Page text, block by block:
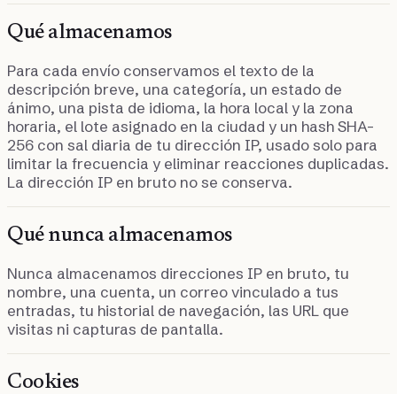
Qué almacenamos
Para cada envío conservamos el texto de la
descripción breve, una categoría, un estado de
ánimo, una pista de idioma, la hora local y la zona
horaria, el lote asignado en la ciudad y un hash SHA-
256 con sal diaria de tu dirección IP, usado solo para
limitar la frecuencia y eliminar reacciones duplicadas.
La dirección IP en bruto no se conserva.
Qué nunca almacenamos
Nunca almacenamos direcciones IP en bruto, tu
nombre, una cuenta, un correo vinculado a tus
entradas, tu historial de navegación, las URL que
visitas ni capturas de pantalla.
Cookies